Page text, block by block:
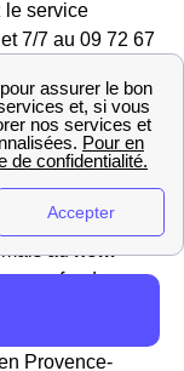
le service
7/7 au 09 72 67
sur ErDF
laissé de côté
aunom
confondre
EDF.
Provence-